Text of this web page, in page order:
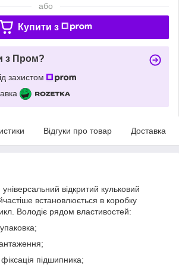
або
Купити з
з Пром?
захистом
Відгуки про товар Доставка
відкритий кульковий
встановлюється в коробку
Володіє рядом властивостей:
підшипника;